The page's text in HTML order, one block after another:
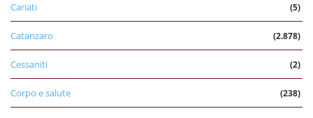
Cariati (5)
Catanzaro (2.878)
Cessaniti (2)
Corpo e salute (238)